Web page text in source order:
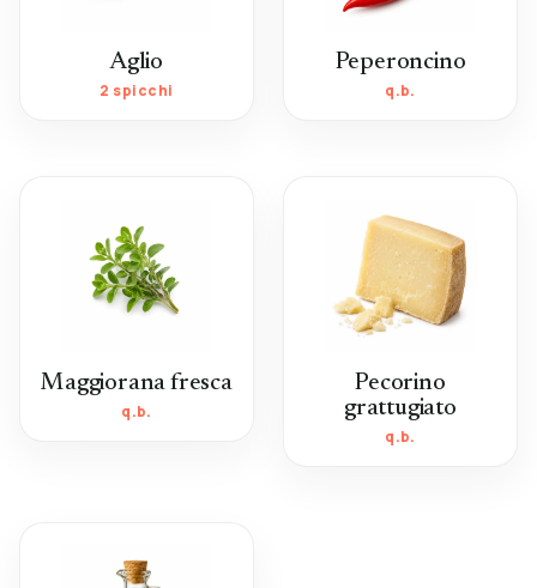
Aglio
2 spicchi
Peperoncino
q.b.
Maggiorana fresca
q.b.
Pecorino
grattugiato
q.b.